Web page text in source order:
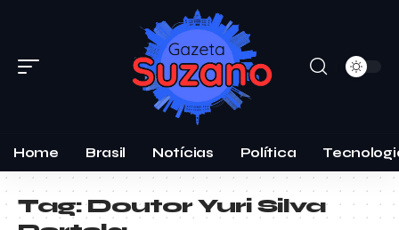
Home Brasil Notícias Política
Tag:Doutor Yuri Silva